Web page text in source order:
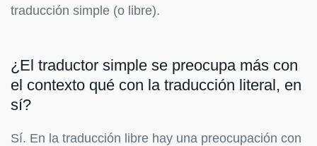
traducción simple (o libre).
¿El traductor simple se preocupa más con
el contexto qué con la traducción literal, en
sí?
Sí. En la traducción libre hay una preocupación con